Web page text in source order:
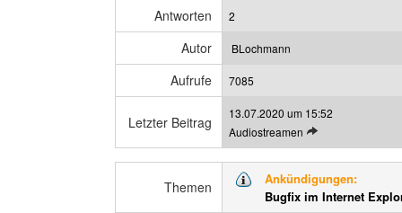
r
a
g
n
z
Antworten 2
Autor BLochmann
Aufrufe 7085
Letzter Beitrag
13.07.2020 um 15:52
Audiostreamen L
e
t
z
t
Themen
Ankündigungen:
Bugfix im Internet